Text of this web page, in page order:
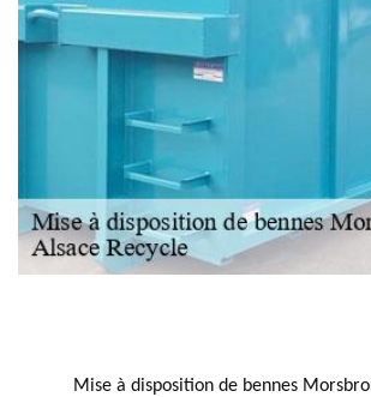
Mise à disposition de bennes